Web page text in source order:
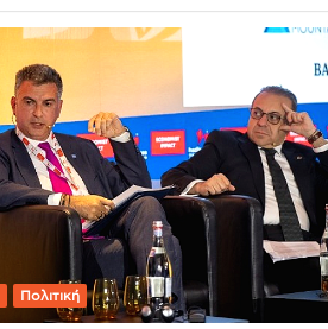
Πολιτική